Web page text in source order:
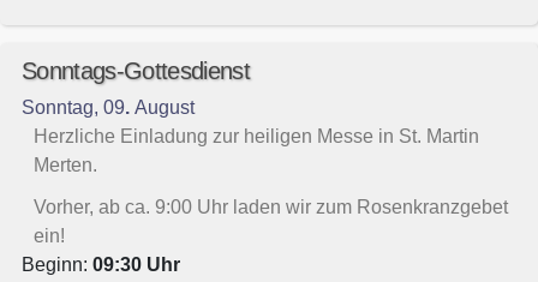
Sonntags-Gottesdienst
Sonntag, 09. August
Herzliche Einladung zur heiligen Messe in St. Martin
Merten.
Vorher, ab ca. 9:00 Uhr laden wir zum Rosenkranzgebet
ein!
Beginn: 09:30 Uhr